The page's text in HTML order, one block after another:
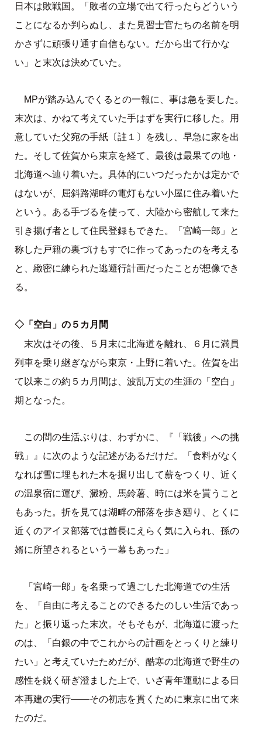
日本は敗戦国。「敗者の立場で出て行ったらどういう
ことになるか判らぬし、また見習士官たちの名前を明
かさずに頑張り通す自信もない。だから出て行かな
い」と末次は決めていた。
MPが踏み込んでくるとの一報に、事は急を要した。
末次は、かねて考えていた手はずを実行に移した。用
意していた父宛の手紙〔註１〕を残し、早急に家を出
た。そして佐賀から東京を経て、最後は最果ての地・
北海道へ辿り着いた。具体的にいつだったかは定かで
はないが、屈斜路湖畔の電灯もない小屋に住み着いた
という。ある手づるを使って、大陸から密航して来た
引き揚げ者として住民登録もできた。「宮崎一郎」と
称した戸籍の裏づけもすでに作ってあったのを考える
と、緻密に練られた逃避行計画だったことが想像でき
る。
◇「空白」の５カ月間
末次はその後、５月末に北海道を離れ、６月に満員
列車を乗り継ぎながら東京・上野に着いた。佐賀を出
て以来この約５カ月間は、波乱万丈の生涯の「空白」
期となった。
この間の生活ぶりは、わずかに、『「戦後」への挑
戦」』に次のような記述があるだけだ。「食料がなく
なれば雪に埋もれた木を掘り出して薪をつくり、近く
の温泉宿に運び、澱粉、馬鈴薯、時には米を貰うこと
もあった。折を見ては湖畔の部落を歩き廻り、とくに
近くのアイヌ部落では酋長にえらく気に入られ、孫の
婿に所望されるという一幕もあった」
「宮崎一郎」を名乗って過ごした北海道での生活
を、「自由に考えることのできるたのしい生活であっ
た」と振り返った末次。そもそもが、北海道に渡った
のは、「白銀の中でこれからの計画をとっくりと練り
たい」と考えていたためだが、酷寒の北海道で野生の
感性を鋭く研ぎ澄ました上で、いざ青年運動による日
本再建の実行――その初志を貫くために東京に出て来
たのだ。